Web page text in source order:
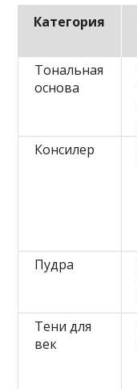
Категория
Тональная
основа
Консилер
Пудра
Тени для
век